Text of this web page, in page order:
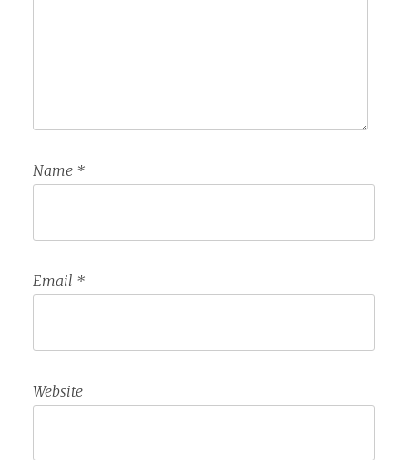
Name *
Email *
Website